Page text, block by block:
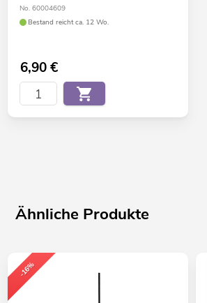
No. 60004609
Bestand reicht ca. 12 Wo.
6,90€
Ähnliche Produkte
-16%